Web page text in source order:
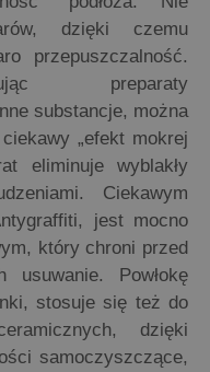
dzięki czemu
przepuszczalność.
preparaty
substancje, można
„efekt mokrej
eliminuje wyblakły
Ciekawym
jest mocno
który chroni przed
Powłokę
stosuje się też do
dzięki
samoczyszczące,